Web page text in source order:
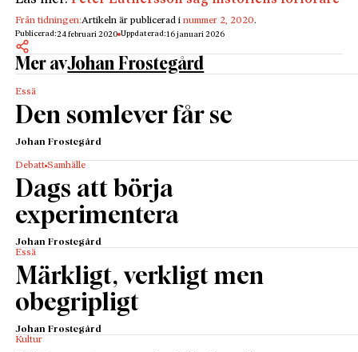
Från tidningen:Artikeln är publicerad inummer 2, 2020.
Publicerad:24 februari 2020 Uppdaterad:16 januari 2026
Mer avJohan Frostegård
Essä
Den somlever får se
Johan Frostegård
Debatt Samhälle
Dags att börja
experimentera
Johan Frostegård
Essä
Märkligt, verkligt men
obegripligt
Johan Frostegård
Kultur